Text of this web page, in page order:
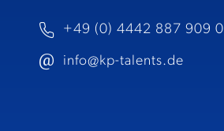
+49 (0) 4442 887 909 0
info@kp-talents.de​